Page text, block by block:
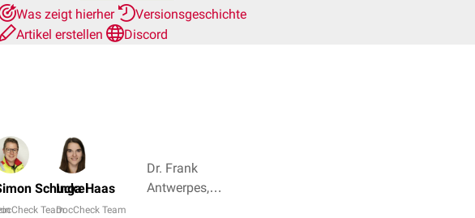
Was zeigt hierher
Versionsgeschichte
Artikel erstellen
Discord
Schuckel
Team
Inga Haas
DocCheck Team
Dr. Frank
Antwerpes,